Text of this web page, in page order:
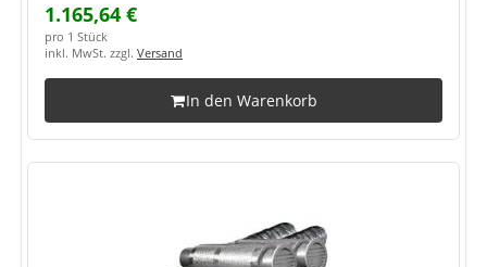
1.165,64 €
pro 1 Stück
inkl. MwSt. zzgl. Versand
In den Warenkorb